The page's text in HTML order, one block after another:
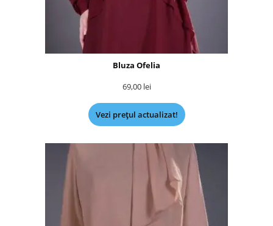
Bluza Ofelia
69,00 lei
Vezi prețul actualizat!